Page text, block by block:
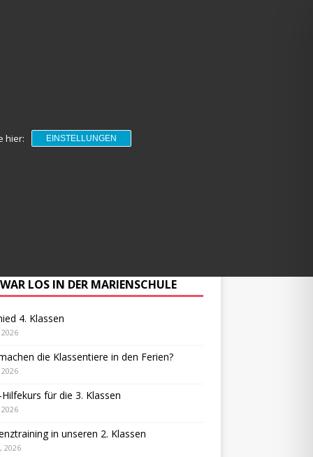
LOS IN DER MARIENSCHULE
4. Klassen
die Klassentiere in den Ferien?
für die 3. Klassen
in unseren 2. Klassen
2026
hier: EINSTELLUNGEN